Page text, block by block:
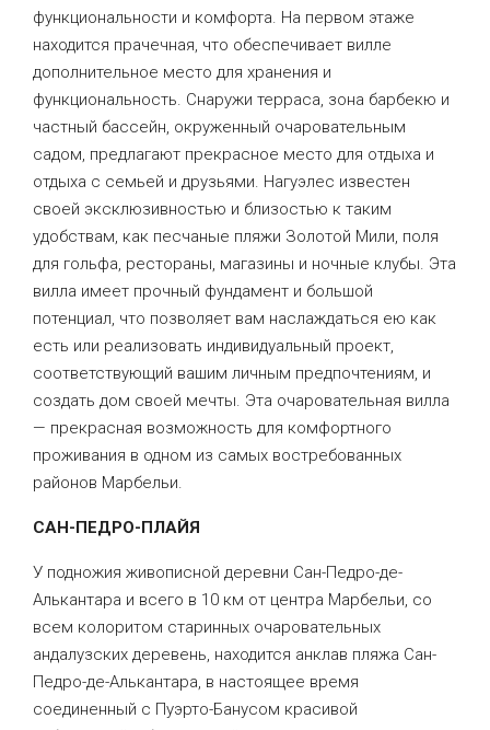
функциональности и комфорта. На первом этаже
находится прачечная, что обеспечивает вилле
дополнительное место для хранения и
функциональность. Снаружи терраса, зона барбекю и
частный бассейн, окруженный очаровательным
садом, предлагают прекрасное место для отдыха и
отдыха с семьей и друзьями. Нагуэлес известен
своей эксклюзивностью и близостью к таким
удобствам, как песчаные пляжи Золотой Мили, поля
для гольфа, рестораны, магазины и ночные клубы. Эта
вилла имеет прочный фундамент и большой
потенциал, что позволяет вам наслаждаться ею как
есть или реализовать индивидуальный проект,
соответствующий вашим личным предпочтениям, и
создать дом своей мечты. Эта очаровательная вилла
— прекрасная возможность для комфортного
проживания в одном из самых востребованных
районов Марбельи.
САН-ПЕДРО-ПЛАЙЯ
У подножия живописной деревни Сан-Педро-де-
Алькантара и всего в 10 км от центра Марбельи, со
всем колоритом старинных очаровательных
андалузских деревень, находится анклав пляжа Сан-
Педро-де-Алькантара, в настоящее время
соединенный с Пуэрто-Банусом красивой